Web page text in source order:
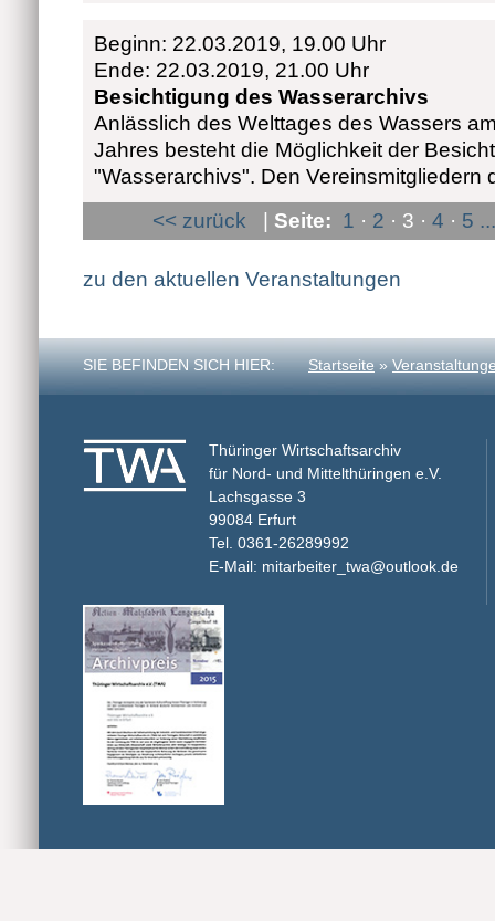
Beginn: 22.03.2019, 19.00 Uhr
Ende: 22.03.2019, 21.00 Uhr
Besichtigung des Wasserarchivs
Anlässlich des Welttages des Wassers
Jahres besteht die Möglichkeit der
"Wasserarchivs". Den Vereinsmitgliedern
<< zurück | Seite: 1 · 2 · 3 · 4 · 5 ...
zu den aktuellen Veranstaltungen
SIE BEFINDEN SICH HIER: Startseite»
Thüringer Wirtschaftsarchiv
für Nord- und Mittelthüringen e.V.
Lachsgasse 3
99084 Erfurt
Tel. 0361-26289992
E-Mail: mitarbeiter_twa@outlook.de